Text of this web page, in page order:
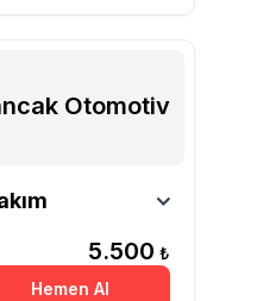
Otomotiv
5.500 ₺
Hemen Al